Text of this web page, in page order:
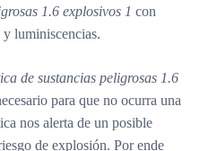
1.6 explosivos 1 con
y luminiscencias.
de sustancias peligrosas 1.6
para que no ocurra una
nos alerta de un posible
de explosión. Por ende